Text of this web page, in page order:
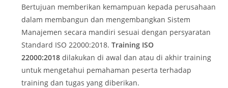
Bertujuan memberikan kemampuan kepada perusahaan
dalam membangun dan mengembangkan Sistem
Manajemen secara mandiri sesuai dengan persyaratan
Standard ISO 22000:2018.Training ISO
22000:2018dilakukan di awal dan atau di akhir training
untuk mengetahui pemahaman peserta terhadap
training dan tugas yang diberikan.